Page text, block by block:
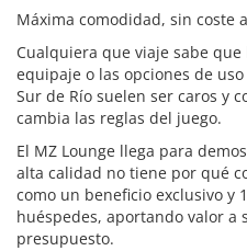
Máxima comodidad, sin coste
Cualquiera que viaje sabe
equipaje o las opciones de
Sur de Río suelen ser caros y
cambia las reglas del juego.
El MZ Lounge llega para
alta calidad no tiene por qué
como un beneficio exclusivo y
huéspedes, aportando valor a
presupuesto.